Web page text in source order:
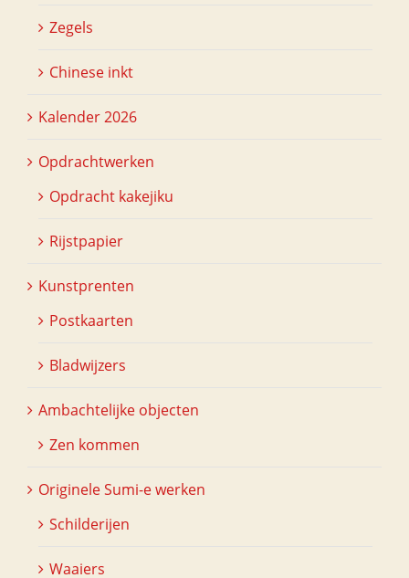
Zegels
Chinese inkt
Kalender 2026
Opdrachtwerken
Opdracht kakejiku
Rijstpapier
Kunstprenten
Postkaarten
Bladwijzers
Ambachtelijke objecten
Zen kommen
Originele Sumi-e werken
Schilderijen
Waaiers